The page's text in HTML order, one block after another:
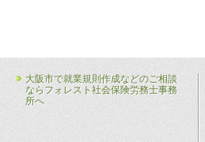
大阪市で就業規則作成などのご相談
ならフォレスト社会保険労務士事務
所へ